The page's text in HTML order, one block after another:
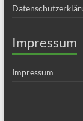
Impressum
Impressum